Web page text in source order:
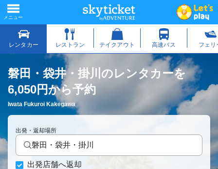
磐田・袋井・掛川のレンタカーを
6,050円から予約
Iwata Fukuroi Kakegawa
出発・返却場所
磐田・袋井・掛川
出発店舗へ返却